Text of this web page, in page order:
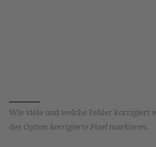
Wie viele und welche Fehler korrigiert
der Option korrigierte Pixel markieren.